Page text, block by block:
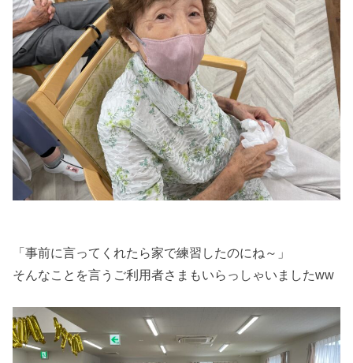
「事前に言ってくれたら家で練習したのにね～」
そんなことを言うご利用者さまもいらっしゃいましたww